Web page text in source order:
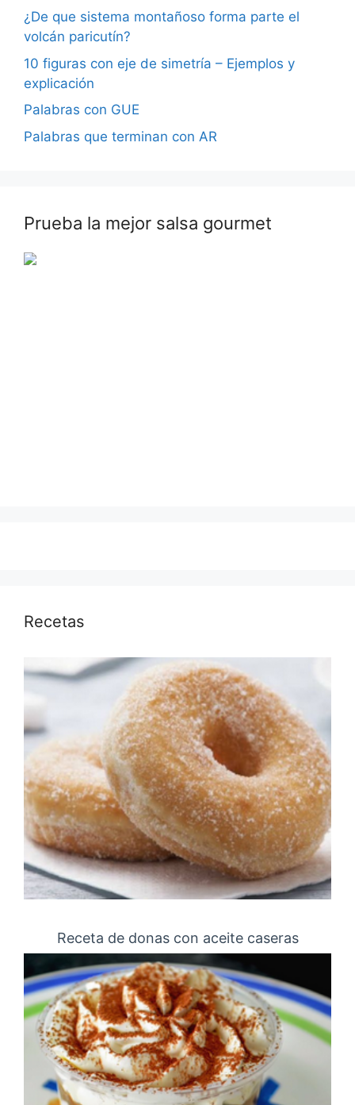
¿De que sistema montañoso forma parte el
volcán paricutín?
10 figuras con eje de simetría – Ejemplos y
explicación
Palabras con GUE
Palabras que terminan con AR
Prueba la mejor salsa gourmet
Recetas
Receta de donas con aceite caseras